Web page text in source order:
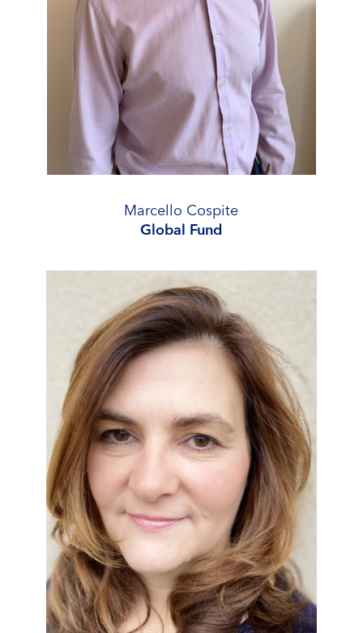
Marcello Cospite
Global Fund